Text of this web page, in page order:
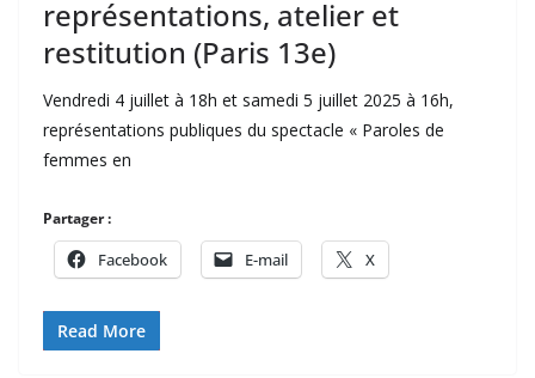
représentations, atelier et
restitution (Paris 13e)
Vendredi 4 juillet à 18h et samedi 5 juillet 2025 à 16h,
représentations publiques du spectacle « Paroles de
femmes en
Partager :
Facebook E-mail X
Read More